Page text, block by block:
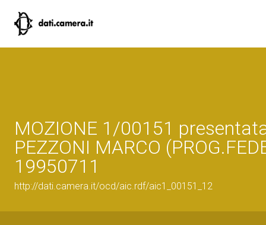
MOZIONE 1/00151
PEZZONI MARCO
19950711
http://dati.camera.it/ocd/aic.rdf/aic1_00151_12